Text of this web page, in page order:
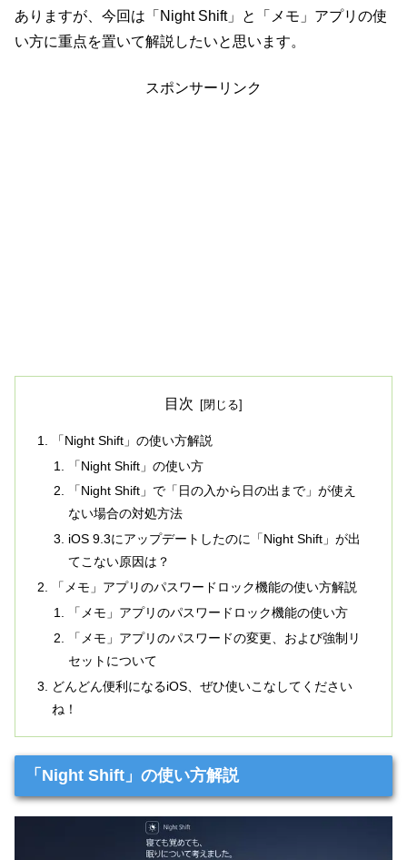
ありますが、今回は「Night Shift」と「メモ」アプリの使
い方に重点を置いて解説したいと思います。
スポンサーリンク
目次
「Night Shift」の使い方解説
「Night Shift」の使い方
「Night Shift」で「日の入から日の出まで」が使え
ない場合の対処方法
iOS 9.3にアップデートしたのに「Night Shift」が出
てこない原因は？
「メモ」アプリのパスワードロック機能の使い方解説
「メモ」アプリのパスワードロック機能の使い方
「メモ」アプリのパスワードの変更、および強制リ
セットについて
どんどん便利になるiOS、ぜひ使いこなしてください
ね！
「Night Shift」の使い方解説